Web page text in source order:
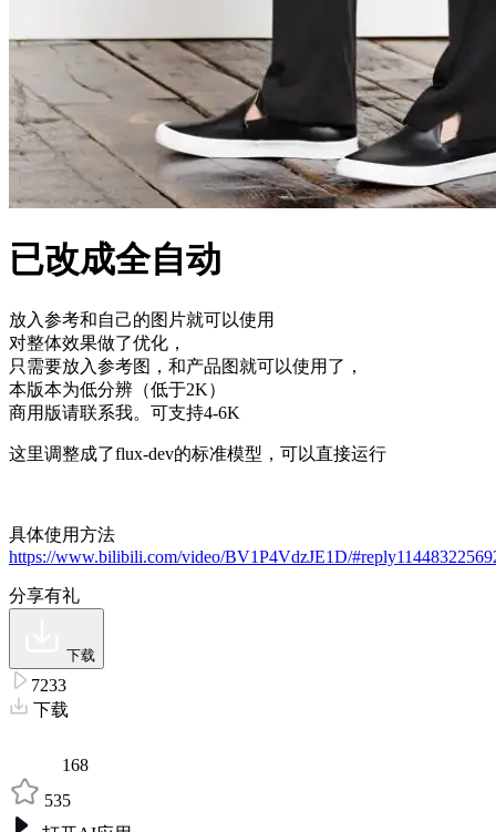
已改成全自动
放入参考和自己的图片就可以使用
对整体效果做了优化，
只需要放入参考图，和产品图就可以使用了，
本版本为低分辨（低于2K）
商用版请联系我。可支持4-6K
这里调整成了flux-dev的标准模型，可以直接运行
具体使用方法
https://www.bilibili.com/video/BV1P4VdzJE1D/
分享有礼
下载
7233
下载
168
535